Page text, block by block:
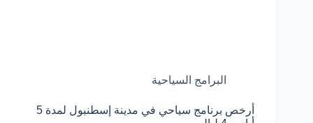
البرامج السياحية
أرخص برنامج سياحي في مدينة إسطنبول لمدة 5